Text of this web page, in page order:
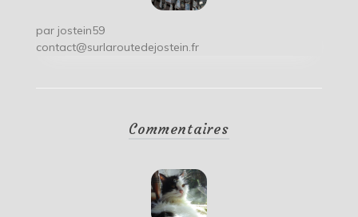
par jostein59
contact@surlaroutedejostein.fr
Commentaires